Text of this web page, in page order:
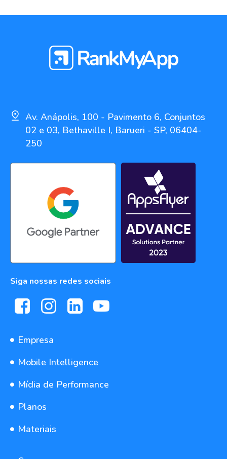
Av. Anápolis, 100 - Pavimento 6, Conjuntos
02 e 03, Bethaville I, Barueri - SP, 06404-
250
Siga nossas redes sociais
Empresa
Mobile Intelligence
Mídia de Performance
Planos
Materiais